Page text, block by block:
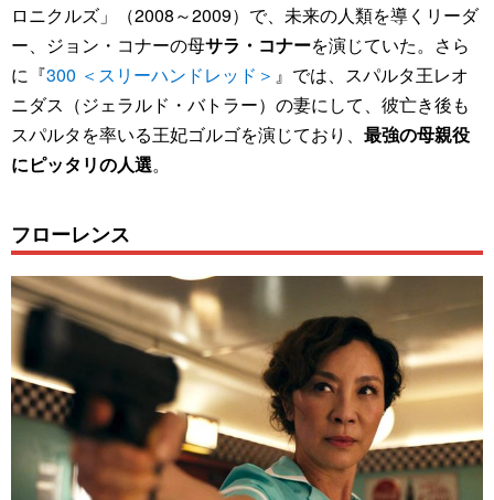
ロニクルズ」（2008～2009）で、未来の人類を導くリーダ
ー、ジョン・コナーの母サラ・コナーを演じていた。さら
に『300 ＜スリーハンドレッド＞ 』では、スパルタ王レオ
ニダス（ジェラルド・バトラー）の妻にして、彼亡き後も
スパルタを率いる王妃ゴルゴを演じており、 最強の母親役
にピッタリの人選。
フローレンス